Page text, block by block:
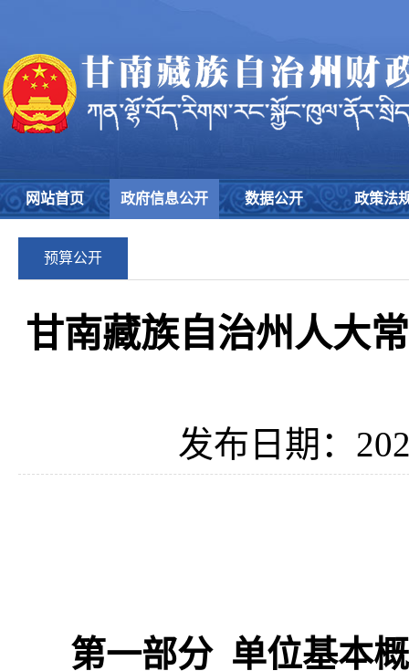
网站首页 政府信息公开 数据公开 政策法
预算公开
甘南藏族自治州人大
发布日期：
第一部分 单位基本